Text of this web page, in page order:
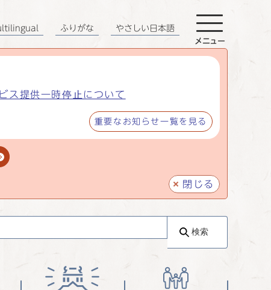
ス提供一時停止について
重要なお知らせ一覧を見る
閉じる
ふりがな やさしい日本語
メニュー
検索